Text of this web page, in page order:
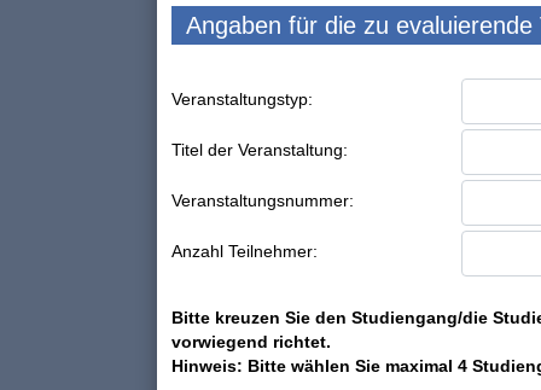
Angaben für die zu evaluierende
Veranstaltungstyp:
Titel der Veranstaltung:
Veranstaltungsnummer:
Anzahl Teilnehmer:
Bitte kreuzen Sie den Studiengang/die
vorwiegend richtet.
Hinweis: Bitte wählen Sie maximal 4